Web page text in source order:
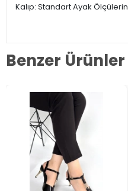
Kalıp: Standart Ayak
Benzer Ürünler